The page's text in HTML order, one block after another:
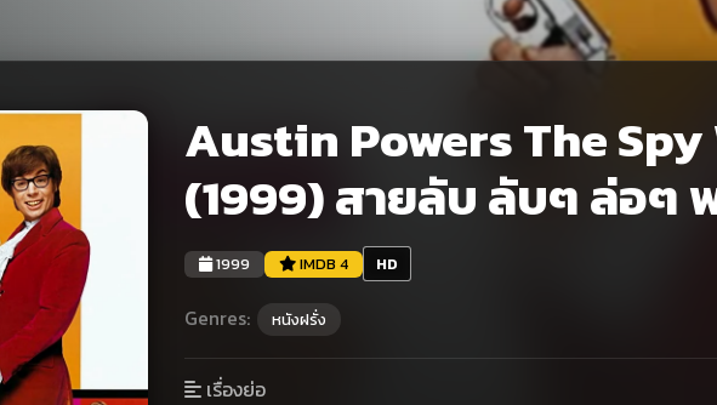
Austin Powers The Spy
(1999) สายลับ ลับๆ ล่อๆ
1999 IMDB 4 HD
Genres: หนังฝรั่ง
เรื่องย่อ